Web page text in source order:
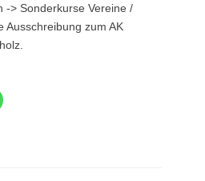
-> Sonderkurse Vereine /
Ausschreibung zum AK